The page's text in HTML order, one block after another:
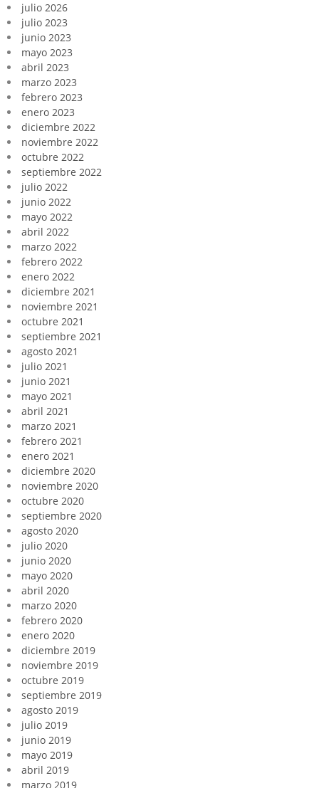
julio 2026
julio 2023
junio 2023
mayo 2023
abril 2023
marzo 2023
febrero 2023
enero 2023
diciembre 2022
noviembre 2022
octubre 2022
septiembre 2022
julio 2022
junio 2022
mayo 2022
abril 2022
marzo 2022
febrero 2022
enero 2022
diciembre 2021
noviembre 2021
octubre 2021
septiembre 2021
agosto 2021
julio 2021
junio 2021
mayo 2021
abril 2021
marzo 2021
febrero 2021
enero 2021
diciembre 2020
noviembre 2020
octubre 2020
septiembre 2020
agosto 2020
julio 2020
junio 2020
mayo 2020
abril 2020
marzo 2020
febrero 2020
enero 2020
diciembre 2019
noviembre 2019
octubre 2019
septiembre 2019
agosto 2019
julio 2019
junio 2019
mayo 2019
abril 2019
marzo 2019